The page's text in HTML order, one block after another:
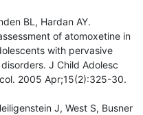
BL, Hardan AY.
of atomoxetine in
with pervasive
J Child Adolesc
2005 Apr;15(2):325-30.
J, West S, Busner